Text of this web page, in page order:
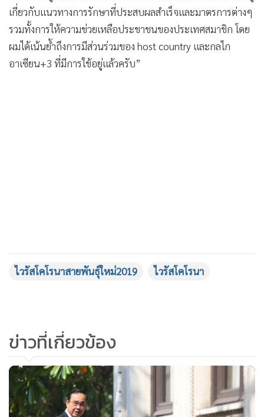
• วิทยาศาสตร์
• SMEs
• หุ้น
• อินโดจีน
“เช้านี้ผมได้พูดคุยหารือกับประธานาธิบดีอินโดนีเชีย @jokowi
เกี่ยวกับแนวทางของ #ASEAN ที่จะร่วมมือกันแก้ไขปัญหา
#ไวรัสโคโรนาสายพันธุ์ใหม่2019 โดยเฉพาะในเรื่องของการแลก
เปลี่ยนข้อมูลข่าวสารระหว่างกันอย่างต่อเนื่องผ่านช่องทางที่มีอยู่
ยอดนิยม
ข่าวที่เกี่ยวข้อง